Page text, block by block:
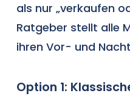
als nur „verkaufen
Ratgeber stellt alle
ihren Vor- und
Option 1: